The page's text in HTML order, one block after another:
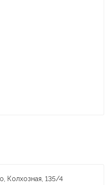
Колхозная, 135/4